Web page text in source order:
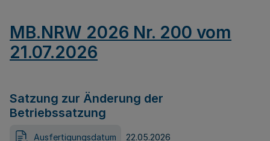
MB.NRW 2026 Nr. 200 vom
21.07.2026
Satzung zur Änderung der
Betriebssatzung
Ausfertigungsdatum 22.05.2026